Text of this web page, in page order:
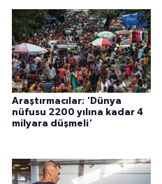
Araştırmacılar: 'Dünya
nüfusu 2200 yılına kadar 4
milyara düşmeli'